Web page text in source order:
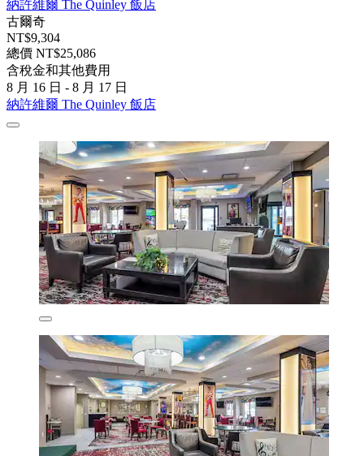
納許維爾 The Quinley 飯店
古爾奇
NT$9,304
總價 NT$25,086
含稅金和其他費用
8 月 16 日 - 8 月 17 日
納許維爾 The Quinley 飯店